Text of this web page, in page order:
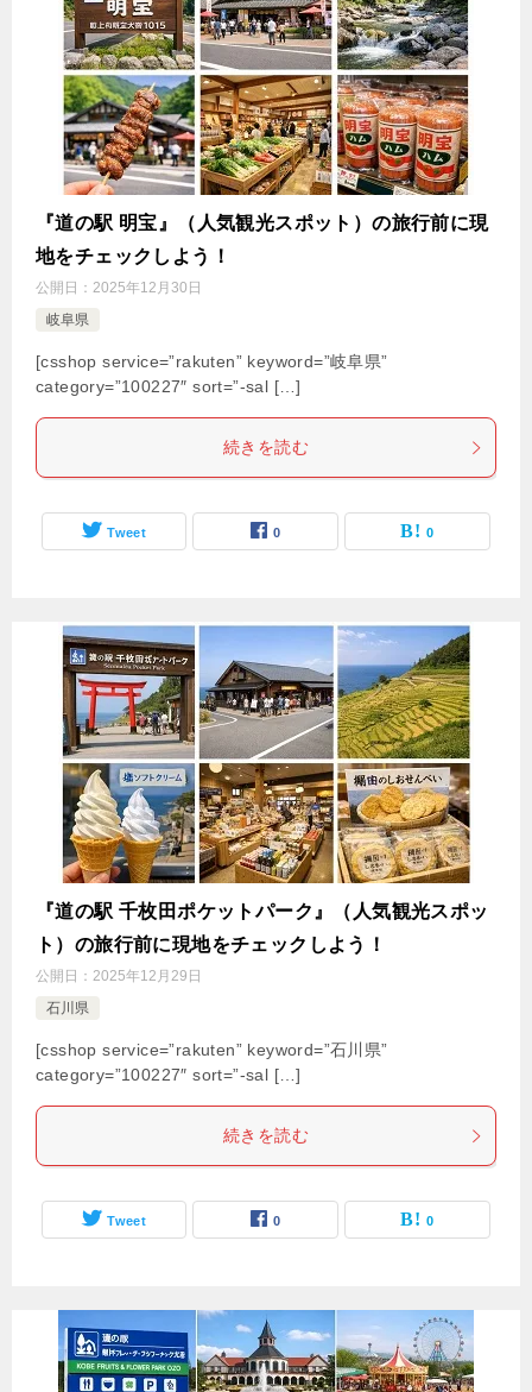
『道の駅 明宝』（人気観光スポット）の旅行前に現
地をチェックしよう！
公開日： 2025年12月30日
岐阜県
[csshop service=”rakuten” keyword=”岐阜県”
category=”100227″ sort=”-sal […]
続きを読む
Tweet 0 0
『道の駅 千枚田ポケットパーク』（人気観光スポッ
ト）の旅行前に現地をチェックしよう！
公開日： 2025年12月29日
石川県
[csshop service=”rakuten” keyword=”石川県”
category=”100227″ sort=”-sal […]
続きを読む
Tweet 0 0